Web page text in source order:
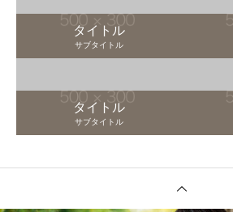
タイトル
サブタイトル
タイトル
サブタイトル